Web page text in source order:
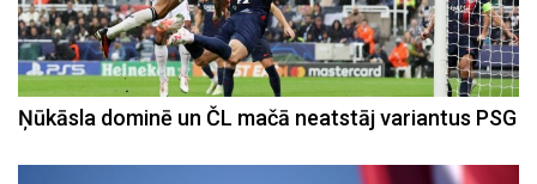
Ņūkāsla dominē un ČL mačā neatstāj variantus PSG